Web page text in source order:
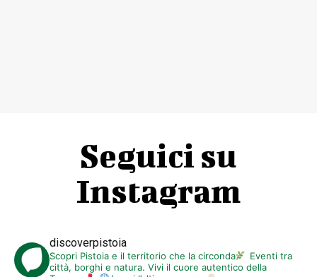
Seguici su
Instagram
discoverpistoia
Scopri Pistoia e il territorio che la circonda
Eventi tra
città, borghi e natura. Vivi il cuore autentico della